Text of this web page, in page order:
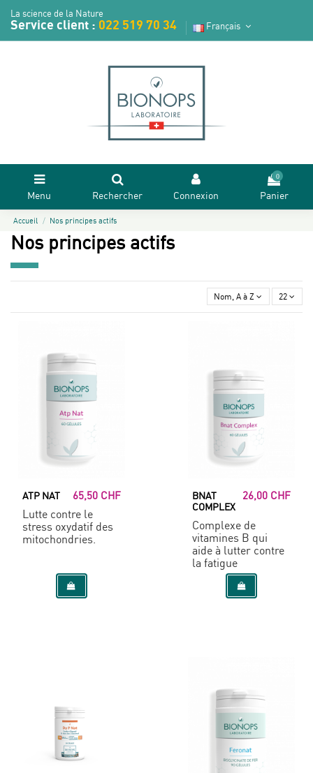
La science de la Nature
Service client : 022 519 70 34 Français
Menu Rechercher Connexion
0
Panier
Accueil Nos principes actifs
Nos principes actifs
Nom, A à Z 22
ATP NAT
65,50 CHF
Lutte contre le
stress oxydatif des
mitochondries.
BNAT
COMPLEX
26,00 CHF
Complexe de
vitamines B qui
aide à lutter contre
la fatigue